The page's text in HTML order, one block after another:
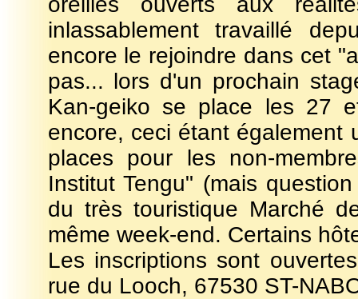
inlassablement travaillé
encore le rejoindre dans cet
pas... lors d'un prochain
Kan-geiko se place les 27
encore, ceci étant également
places pour les non-
Institut Tengu" (mais
du très touristique Marché
même week-end. Certains
Les inscriptions sont
rue du Looch, 67530 ST-